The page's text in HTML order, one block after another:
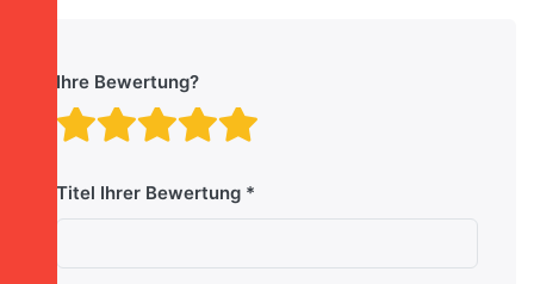
Ihre Bewertung?
Bewertung: 4 von
Bewertung: 3 von 5
Bewertung: 2 von 5
Bewertung: 1 von 5
Titel Ihrer Bewertung